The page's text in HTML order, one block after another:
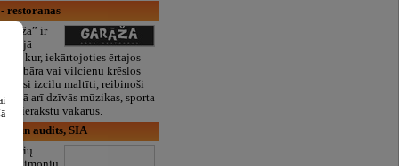
restoranas
ir
ielā, kur, iekārtojoties ērtajos
pie bāra vai vilcienu krēslos
patiesi izcilu maltīti, reibinoši
kā arī dzīvās mūzikas, sporta
vakarus.
un audits, SIA